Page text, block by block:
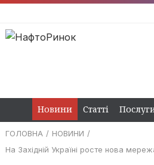
Новини Статті
ГОЛОВНА
НОВИНИ
На Західній Україні росте нова